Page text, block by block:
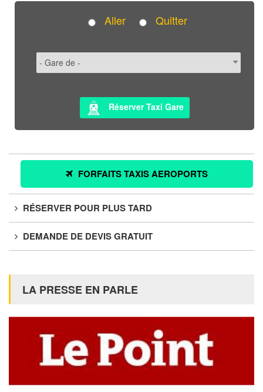
Aller Quitter
Réserver Taxi Gare
FORFAITS TAXIS AEROPORTS
RÉSERVER POUR PLUS TARD
DEMANDE DE DEVIS GRATUIT
LA PRESSE EN PARLE